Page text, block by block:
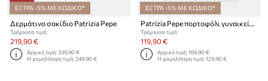
ΕΞΤΡΑ -5% ΜΕ ΚΩΔΙΚΟ*
Δερμάτινο σακίδιο Patrizia Pepe
Τρέχουσα τιμή:
219,90 €
Αρχική τιμή:339,90 €
Η χαμηλότερη τιμή:249,90 €
ΕΞΤΡΑ -5% ΜΕ ΚΩΔΙΚΟ*
Patrizia Pepe πορτοφόλι γυναικείο δερμάτινο
Τρέχουσα τιμή:
119,90 €
Αρχική τιμή:169,90 €
Η χαμηλότερη τιμή:129,90 €